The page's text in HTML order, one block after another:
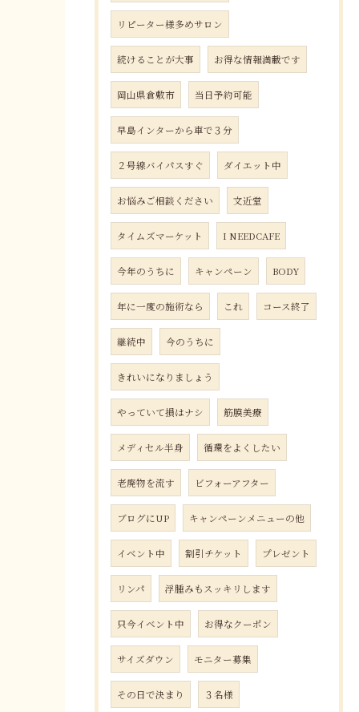
リピーター様多めサロン
続けることが大事 お得な情報満載です
岡山県倉敷市 当日予約可能
早島インターから車で３分
２号線バイパスすぐ ダイエット中
お悩みご相談ください 文近堂
タイムズマーケット I NEEDCAFE
今年のうちに キャンペーン BODY
年に一度の施術なら これ コース終了
継続中 今のうちに
きれいになりましょう
やっていて損はナシ 筋膜美療
メディセル半身 循環をよくしたい
老廃物を流す ビフォーアフター
ブログにUP キャンペーンメニューの他
イベント中 割引チケット プレゼント
リンパ 浮腫みもスッキリします
只今イベント中 お得なクーポン
サイズダウン モニター募集
その日で決まり ３名様